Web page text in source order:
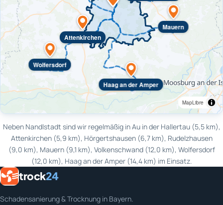
Attenkirchen
Mauern
Haag an der Amper
Wolfersdorf
MapLibre
Neben Nandlstadt sind wir regelmäßig in Au in der Hallertau (5,5 km),
Attenkirchen (5,9 km), Hörgertshausen (6,7 km), Rudelzhausen
(9,0 km), Mauern (9,1 km), Volkenschwand (12,0 km), Wolfersdorf
(12,0 km), Haag an der Amper (14,4 km) im Einsatz.
trock24
Schadensanierung & Trocknung in Bayern.